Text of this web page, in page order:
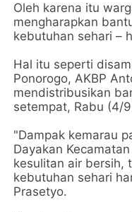
Oleh karena itu
mengharapkan
kebutuhan sehari –
Hal itu seperti
Ponorogo, AKBP
mendistribusikan
setempat, Rabu (4/
"Dampak kemarau
Dayakan
kesulitan air bersih,
kebutuhan sehari
Prasetyo.